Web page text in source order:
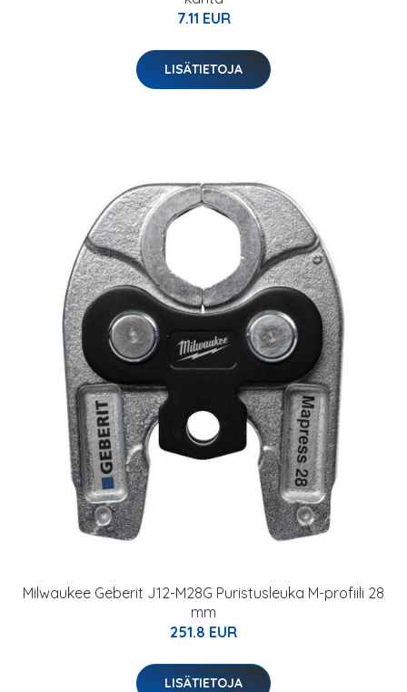
7.11 EUR
LISÄTIETOJA
Milwaukee Geberit J12-M28G Puristusleuka M-profiili 28
mm
251.8 EUR
LISÄTIETOJA